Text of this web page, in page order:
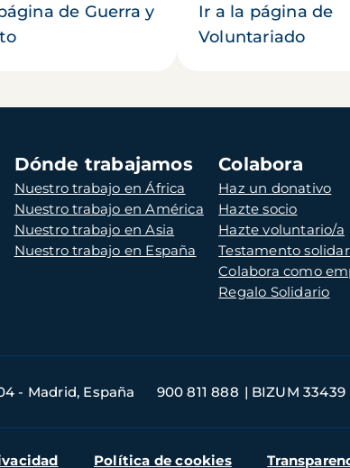
de Guerra y
Ir a la página de
Voluntariado
Dónde trabajamos
Nuestro trabajo en África
Nuestro trabajo en América
Nuestro trabajo en Asia
Nuestro trabajo en España
Colabora
Haz un donativo
Hazte socio
Hazte voluntario/a
Testamento
Colabora como
Regalo Solidario
- Madrid, España 900 811 888 BIZUM 33439
Política de cookies